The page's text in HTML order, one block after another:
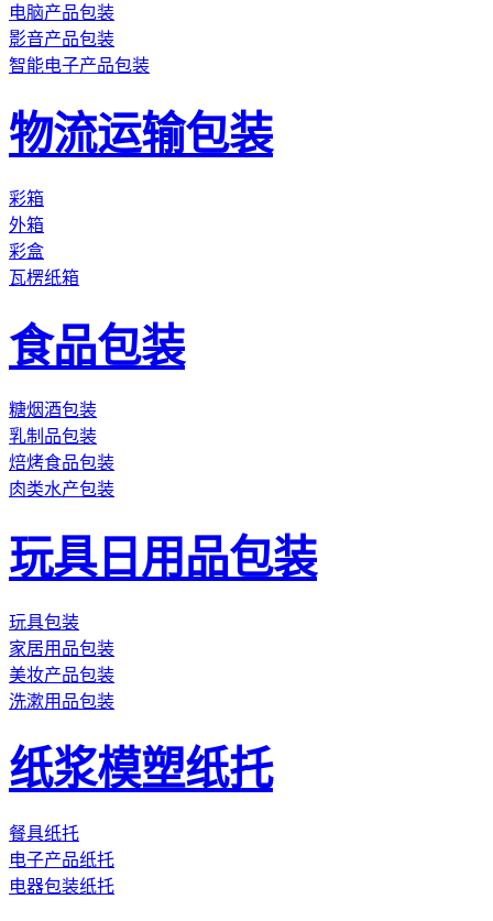
电脑产品包装
影音产品包装
智能电子产品包装
物流运输包装
彩箱
外箱
彩盒
瓦楞纸箱
食品包装
糖烟酒包装
乳制品包装
焙烤食品包装
肉类水产包装
玩具日用品包装
玩具包装
家居用品包装
美妆产品包装
洗漱用品包装
纸浆模塑纸托
餐具纸托
电子产品纸托
电器包装纸托